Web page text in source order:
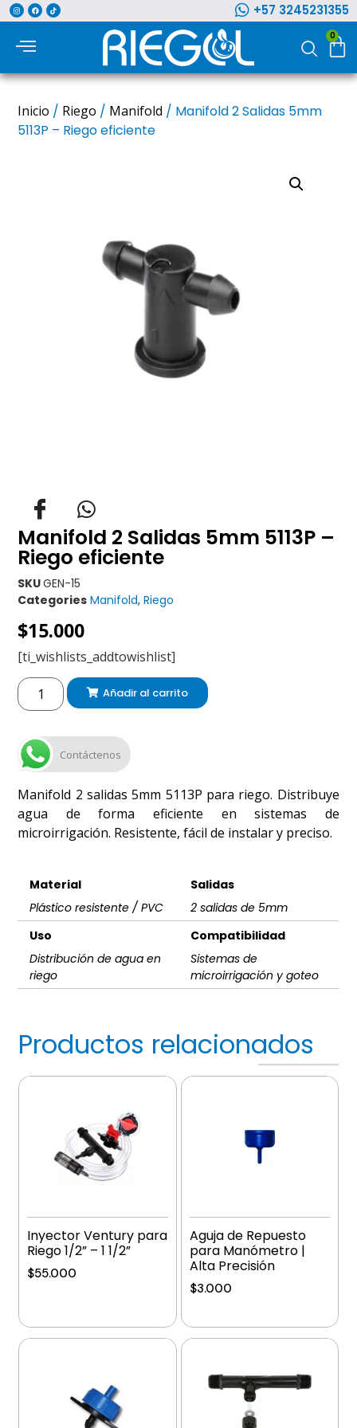
+57 3245231355
0
Inicio / Riego / Manifold / Manifold 2 Salidas 5mm
5113P – Riego eficiente
Manifold 2 Salidas 5mm 5113P –
Riego eficiente
SKUGEN-15
Categories Manifold,Riego
$15.000
[ti_wishlists_addtowishlist]
Añadir al carrito
Contáctenos
Manifold 2 salidas 5mm 5113P para riego. Distribuye
agua de forma eficiente en sistemas de
microirrigación. Resistente, fácil de instalar y preciso.
Material
Plástico resistente / PVC
Salidas
2 salidas de 5mm
Uso
Distribución de agua en
riego
Compatibilidad
Sistemas de
microirrigación y goteo
Productos relacionados
Inyector Ventury para
Riego 1/2” – 1 1/2”
$55.000
Aguja de Repuesto
para Manómetro |
Alta Precisión
$3.000